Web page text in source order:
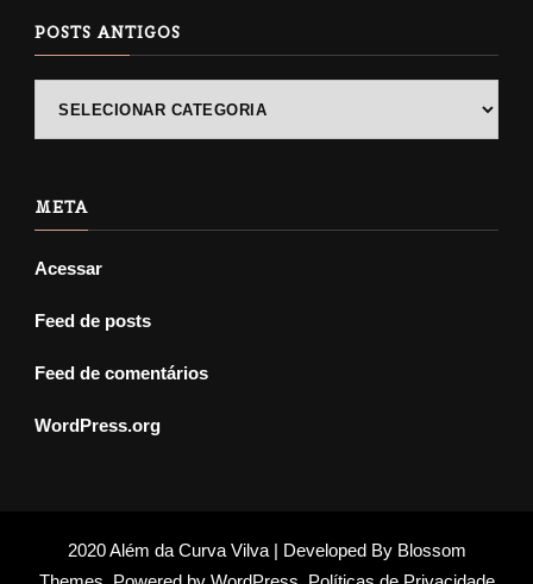
POSTS ANTIGOS
META
Acessar
Feed de posts
Feed de comentários
WordPress.org
2020 Além da Curva Vilva | Developed By Blossom